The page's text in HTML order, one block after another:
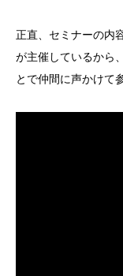
正直、セミナーの内
が主催しているから
とで仲間に声かけて